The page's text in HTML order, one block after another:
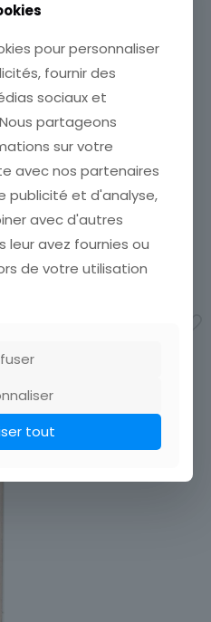
CARTE POSTALE
ILLUSTRATEUR
ETAT VOIR SCAN Cumulez
vos achats en visitant ma
boutique afin de réduire
vos frais de port. Attendez
que nous ayons calculé les
frais de port[…]
pour personnaliser
fournir des
sociaux et
partageons
sur votre
avec nos partenaires
publicité et d'analyse,
avec d'autres
leur avez fournies ou
de votre utilisation
tout